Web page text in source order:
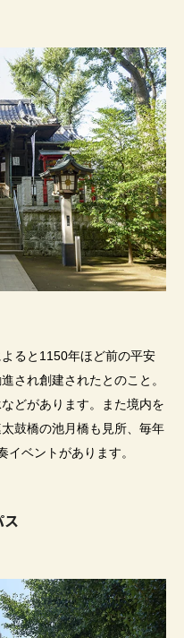
ると 1150年ほど前の平安
され創建されたとのこと。
どがあります。また境内を
鼓橋の池月橋も見所、毎年
イベントがあります。
ス